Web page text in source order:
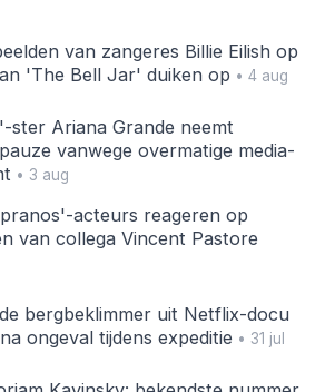
van zangeres Billie Eilish op
'The Bell Jar' duiken op • 4 aug
ster Ariana Grande neemt
vanwege overmatige media-
• 3 aug
acteurs reageren op
van collega Vincent Pastore
bergbeklimmer uit Netflix-docu
ongeval tijdens expeditie • 31 jul